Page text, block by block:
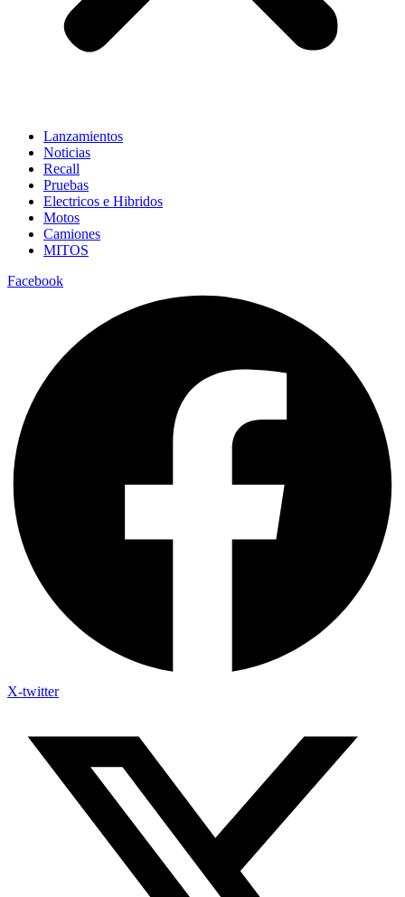
Lanzamientos
Noticias
Recall
Pruebas
Electricos e Hibridos
Motos
Camiones
MITOS
Facebook
X-twitter